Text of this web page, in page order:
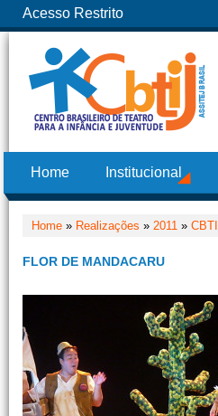
Acesso Restrito
Home Institucional
Home » Realizações » 2011 »
FLOR DE MANDACARU